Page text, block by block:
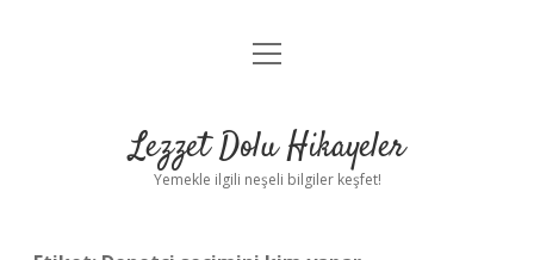
Anasayfa
Yasal Uyarı
menüyü
Lezzet Dolu Hikayeler
Yemekle ilgili neşeli bilgiler keşfet!